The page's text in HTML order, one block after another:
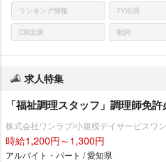
ランキング情報 TV出演
CM出演 歌詞
求人特集
「福祉調理スタッフ」調理師免
株式会社ワンラブ/小規模デイサービスワ
時給1,200円～1,300円
アルバイト・パート / 愛知県